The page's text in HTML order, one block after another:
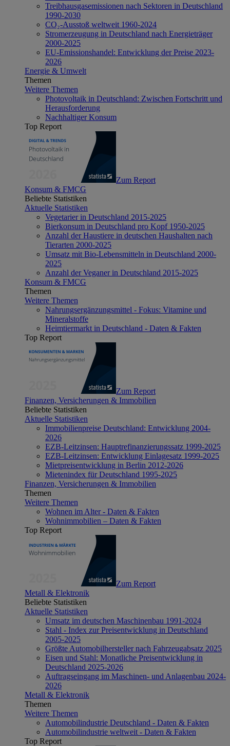
Treibhausgasemissionen nach Sektoren in Deutschland
1990-2030
CO₂-Ausstoß weltweit 1960-2024
Stromerzeugung in Deutschland nach Energieträger
2000-2025
EU-Emissionshandel: Entwicklung der Preise 2023-
2026
Energie & Umwelt
Themen
Weitere Themen
Photovoltaik in Deutschland: Zwischen Fortschritt und
Herausforderung
Nachhaltiger Konsum
Top Report
Zum Report
Konsum & FMCG
Beliebte Statistiken
Aktuelle Statistiken
Vegetarier in Deutschland 2015-2025
Bierkonsum in Deutschland pro Kopf 1950-2025
Anzahl der Haustiere in deutschen Haushalten nach
Tierarten 2000-2025
Umsatz mit Bio-Lebensmitteln in Deutschland 2000-
2025
Anzahl der Veganer in Deutschland 2015-2025
Konsum & FMCG
Themen
Weitere Themen
Nahrungsergänzungsmittel - Fokus: Vitamine und
Mineralstoffe
Heimtiermarkt in Deutschland - Daten & Fakten
Top Report
Zum Report
Finanzen, Versicherungen & Immobilien
Beliebte Statistiken
Aktuelle Statistiken
Immobilienpreise Deutschland: Entwicklung 2004-
2026
EZB-Leitzinsen: Hauptrefinanzierungssatz 1999-2025
EZB-Leitzinsen: Entwicklung Einlagesatz 1999-2025
Mietpreisentwicklung in Berlin 2012-2026
Mietenindex für Deutschland 1995-2025
Finanzen, Versicherungen & Immobilien
Themen
Weitere Themen
Wohnen im Alter - Daten & Fakten
Wohnimmobilien – Daten & Fakten
Top Report
Zum Report
Metall & Elektronik
Beliebte Statistiken
Aktuelle Statistiken
Umsatz im deutschen Maschinenbau 1991-2024
Stahl - Index zur Preisentwicklung in Deutschland
2005-2025
Größte Automobilhersteller nach Fahrzeugabsatz 2025
Eisen und Stahl: Monatliche Preisentwicklung in
Deutschland 2025-2026
Auftragseingang im Maschinen- und Anlagenbau 2024-
2026
Metall & Elektronik
Themen
Weitere Themen
Automobilindustrie Deutschland - Daten & Fakten
Automobilindustrie weltweit - Daten & Fakten
Top Report